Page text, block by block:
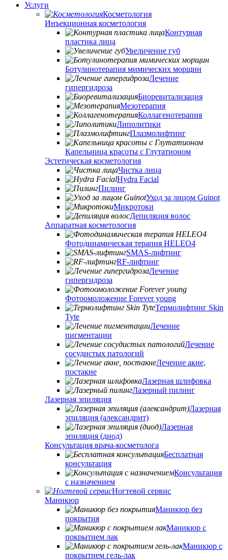
Услуги
Косметология
Инъекционная косметология
Контурная
пластика лица
Увеличение губ
Ботулинотерапия мимических морщин
Лечение
гипергидроза
Биоревитализация
Мезотерапия
Коллагенотерапия
Липолитики
Плазмолифтинг
Капельница красоты с Глутатионом
Эстетическая косметология
Чистка лица
Hydra Facial
Пилинг
Уход за лицом Guinot
Микротоки
Депиляция волос
Аппаратная косметология
Фотодинамическая терапия HELEO4
SMAS-лифтинг
RF-лифтинг
Лечение
гипергидроза
Фотоомоложение Forever young
Термолифтинг Skin
Tyte
Лечение
пигментации
Лечение
сосудистых патологий
Лечение акне,
постакне
Лазерная шлифовка
Лазерный пилинг
Лазерная эпиляция
Лазерная
эпиляция (александрит)
Лазерная
эпиляция (диод)
Консультация врача-косметолога
Бесплатная
консультация
Консультация
с назначением
Ногтевой сервис
Маникюр
Маникюр без
покрытия
Маникюр с
покрытием лак
Маникюр с
покрытием гель-лак